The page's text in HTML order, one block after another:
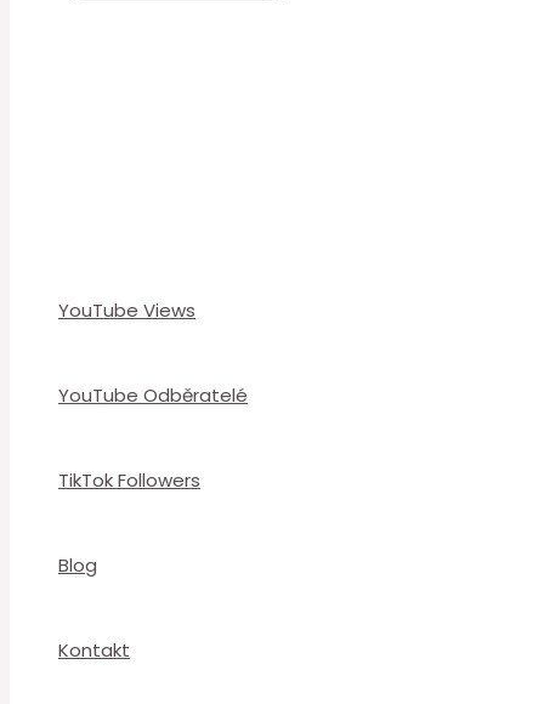
YouTube Views
YouTube Odběratelé
TikTok Followers
Blog
Kontakt